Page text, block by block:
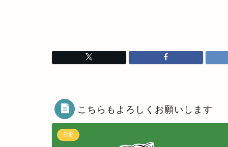
こちらもよろしくお願いします
日常